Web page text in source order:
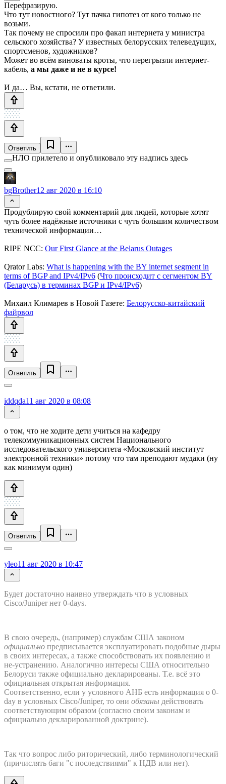
Перефразирую.
Что тут новостного? Тут пачка гипотез от кого только не
возьми.
Так почему не спросили про факап интернета у министра
сельского хозяйства? У известных белорусских телеведущих,
спортсменов, художников?
Может во всём виноваты кроты, что перегрызли интернет-
кабель, а мы даже и не в курсе!
И да… Вы, кстати, не ответили.
Ответить
НЛО прилетело и опубликовало эту надпись здесь
bgBrother12 авг 2020 в 16:10
Продублирую свой комментарий для людей, которые хотят
чуть более надёжные источники с чуть большим количеством
технической информации…
RIPE NCC: Our First Glance at the Belarus Outages
Qrator Labs: What is happening with the BY internet segment in
terms of BGP and IPv4/IPv6 (Что происходит с сегментом BY
(Беларусь) в терминах BGP и IPv4/IPv6)
Михаил Климарев в Новой Газете: Белорусско-китайский
файрвол
Ответить
iddqda11 авг 2020 в 08:08
о том, что не ходите дети учиться на кафедру
телекоммуникационных систем Национального
исследовательского университета «Московский институт
электронной техники» потому что там преподают мудаки (ну
как минимум один)
Ответить
yleo11 авг 2020 в 10:47
Будет достаточно наивно утверждать что в условных
Cisco/Juniper нет 0-days.
В свою очередь, (например) службам США законом
официально предписывается эксплуатировать подобные дыры
в своих интересах, а также способствовать их появлению и
не-устранению. Аналогично интересы США относительно
Белоруси также официально декларированы. Т.е. всё это
официальная открытая информация.
Соответственно, если у условного АНБ есть информация о 0-
day в условных Cisco/Juniper, то они обязаны действовать
соответствующим образом (согласно своим законам и
официально декларированной доктрине).
Так что вопрос либо риторический, либо терминологический
(причислять баги "с последствиями" к НДВ или нет).